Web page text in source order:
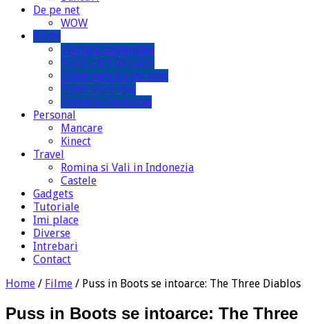
De pe net
WOW
Filme
Trailere comentate
Filme care imi plac
Filme care nu-mi plac
Filme ok si atat
Premiile OscAuras
Personal
Mancare
Kinect
Travel
Romina si Vali in Indonezia
Castele
Gadgets
Tutoriale
Imi place
Diverse
Intrebari
Contact
Home / Filme / Puss in Boots se intoarce: The Three Diablos
Puss in Boots se intoarce: The Three